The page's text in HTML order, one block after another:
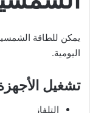
يمكن للطاقة
اليومية.
تشغيل
التلفاز